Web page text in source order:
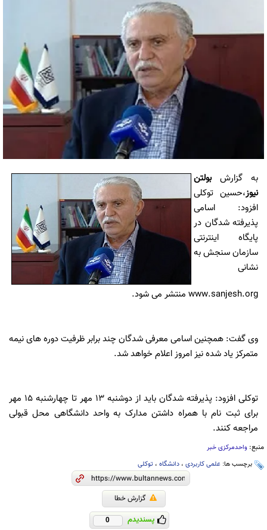
به گزارشبولتن
نیوز،حسین توکلی
افزود: اسامی
پذیرفته شدگان در
پایگاه اینترنتی
سازمان سنجش به
نشانی
www.sanjesh.org منتشر می شود.
وی گفت: همچنین اسامی معرفی شدگان چند برابر ظرفیت دوره های نیمه
متمرکز یاد شده نیز امروز اعلام خواهد شد.
توکلی افزود: پذیرفته شدگان باید از دوشنبه 13 مهر تا چهارشنبه 15 مهر
برای ثبت نام با همراه داشتن مدارک به واحد دانشگاهی محل قبولی
مراجعه کنند.
منبع: واحدمرکزی خبر
برچسب ها: علمی کاربردی ، دانشگاه ، توکلی
گزارش خطا
پسندیدم 0